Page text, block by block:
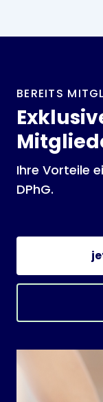
BEREITS
Ihre Vorteile
DPhG.